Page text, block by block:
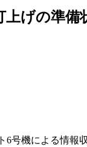
げの準備
号機による情報